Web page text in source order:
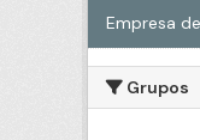
Empresa
Grupos